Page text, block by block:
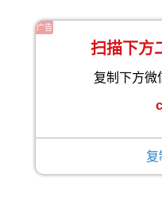
广告
扫描下方
复制下方微
复